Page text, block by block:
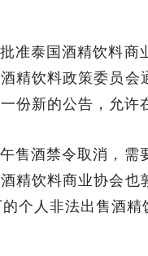
准泰国酒精饮料
精饮料政策委员
份新的公告，允许
售酒禁令取消，
精饮料商业协会
个人非法出售酒精